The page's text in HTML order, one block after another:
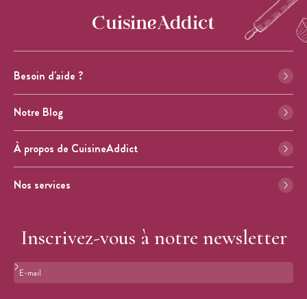
Besoin d'aide ?
Notre Blog
À propos de CuisineAddict
Nos services
Inscrivez-vous à notre newsletter
Format : adresse@email.com